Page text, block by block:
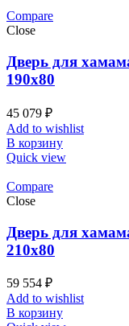
Compare
Close
Дверь для
190х80
45 079 ₽
Add to wishlist
В корзину
Quick view
Compare
Close
Дверь для
210х80
59 554 ₽
Add to wishlist
В корзину